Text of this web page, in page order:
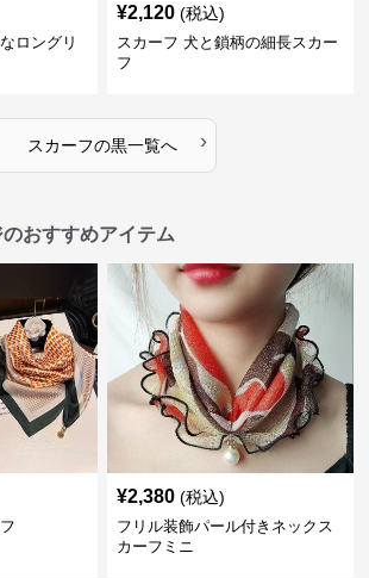
ロングリ
¥2,120 (税込)
スカーフ 犬と鎖柄の細長スカー
フ
スカーフの黒一覧へ ›
おすすめアイテム
¥2,380 (税込)
フリル装飾パール付きネックス
カーフミニ